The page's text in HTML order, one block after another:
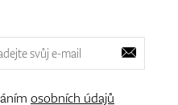
osobních údajů